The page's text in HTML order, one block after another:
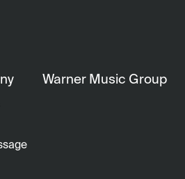
Warner Music Group